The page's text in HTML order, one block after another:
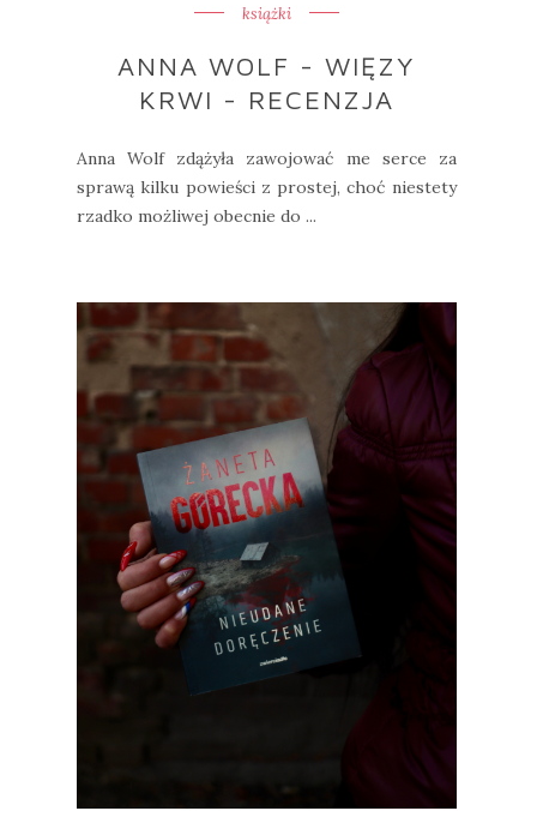
książki
ANNA WOLF - WIĘZY
KRWI - RECENZJA
Anna Wolf zdążyła zawojować me serce za
sprawą kilku powieści z prostej, choć niestety
rzadko możliwej obecnie do ...